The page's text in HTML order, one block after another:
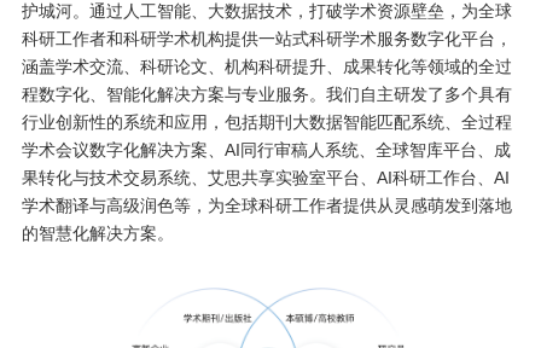
护城河。通过人工智能、大数据技术，打破学术资源壁垒，为全球
科研工作者和科研学术机构提供一站式科研学术服务数字化平台，
涵盖学术交流、科研论文、机构科研提升、成果转化等领域的全过
程数字化、智能化解决方案与专业服务。我们自主研发了多个具有
行业创新性的系统和应用，包括期刊大数据智能匹配系统、全过程
学术会议数字化解决方案、AI同行审稿人系统、全球智库平台、成
果转化与技术交易系统、艾思共享实验室平台、AI科研工作台、AI
学术翻译与高级润色等，为全球科研工作者提供从灵感萌发到落地
的智慧化解决方案。